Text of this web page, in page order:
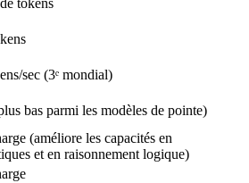
tokens
sec (3ᵉ mondial)
bas parmi les modèles de pointe)
(améliore les capacités en
et en raisonnement logique)